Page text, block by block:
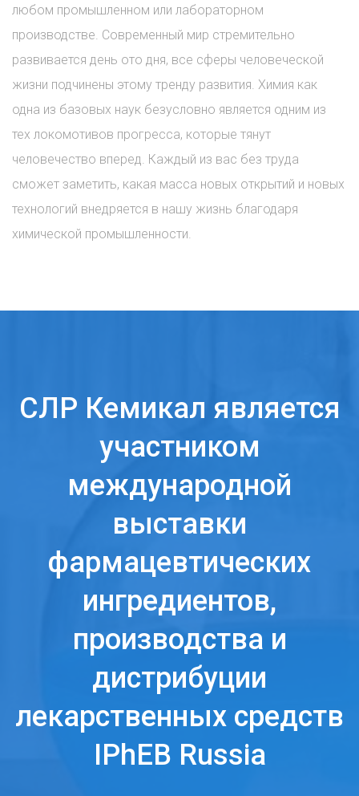
любом промышленном или лабораторном
производстве. Современный мир стремительно
развивается день ото дня, все сферы человеческой
жизни подчинены этому тренду развития. Химия как
одна из базовых наук безусловно является одним из
тех локомотивов прогресса, которые тянут
человечество вперед. Каждый из вас без труда
сможет заметить, какая масса новых открытий и новых
технологий внедряется в нашу жизнь благодаря
химической промышленности.
СЛР Кемикал является
участником
международной
выставки
фармацевтических
ингредиентов,
производства и
дистрибуции
лекарственных средств
IPhEB Russia